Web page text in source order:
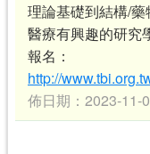
理論基礎到結構/
醫療有興趣的研究
報名：
http://
佈日期：2023-11-